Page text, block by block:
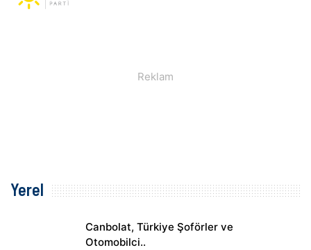
Yerel
Canbolat, Türkiye Şoförler ve
Otomobilci..